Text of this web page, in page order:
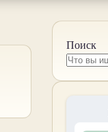
Поиск